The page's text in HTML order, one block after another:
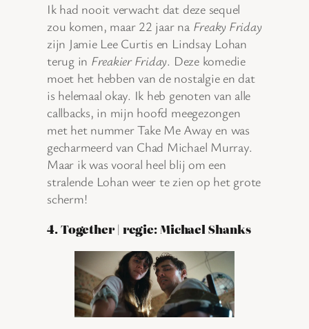
Ik had nooit verwacht dat deze sequel
zou komen, maar 22 jaar na Freaky Friday
zijn Jamie Lee Curtis en Lindsay Lohan
terug in Freakier Friday. Deze komedie
moet het hebben van de nostalgie en dat
is helemaal okay. Ik heb genoten van alle
callbacks, in mijn hoofd meegezongen
met het nummer Take Me Away en was
gecharmeerd van Chad Michael Murray.
Maar ik was vooral heel blij om een
stralende Lohan weer te zien op het grote
scherm!
4. Together | regie: Michael Shanks